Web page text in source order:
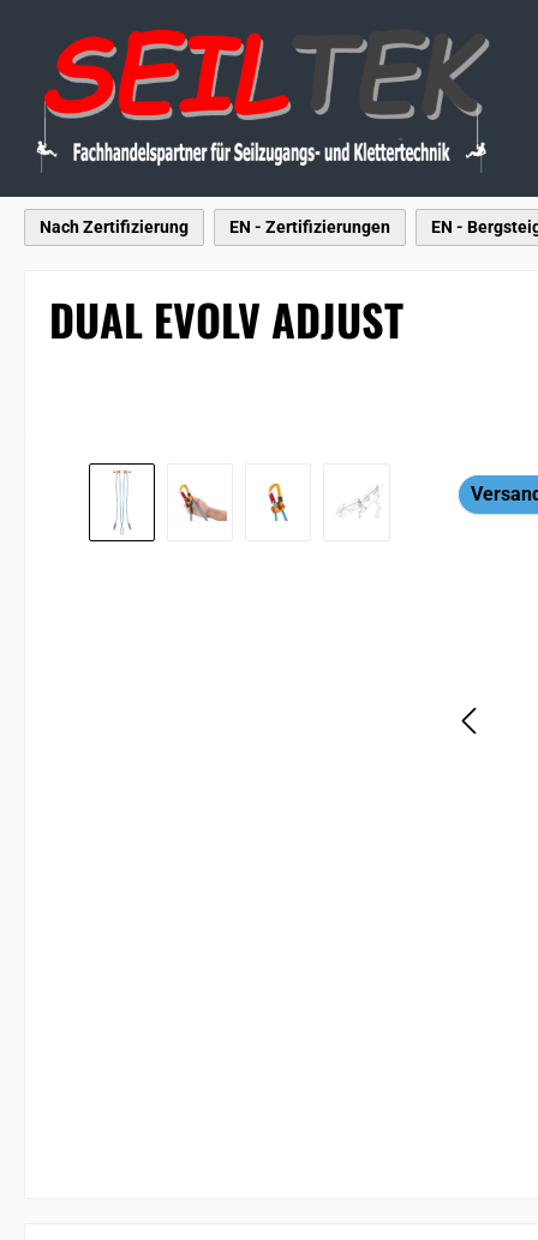
Hauptinhalt springen
Zur Suche springen
Zur Hauptnavigation springen
Nach Zertifizierung EN - Zertifizierungen EN -
DUAL EVOLV ADJUST